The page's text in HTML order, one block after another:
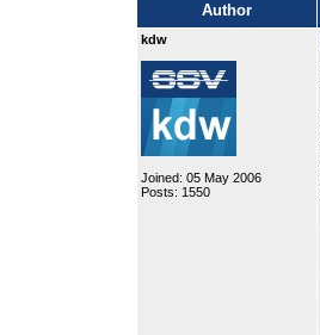
Author
kdw
Joined: 05 May 2006
Posts: 1550